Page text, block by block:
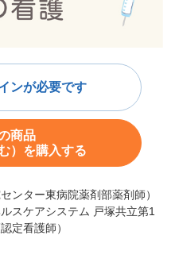
ンター東病院薬剤部薬剤師）
スケアシステム 戸塚共立第1
定看護師）
ンが必要です
商品
）を購入する